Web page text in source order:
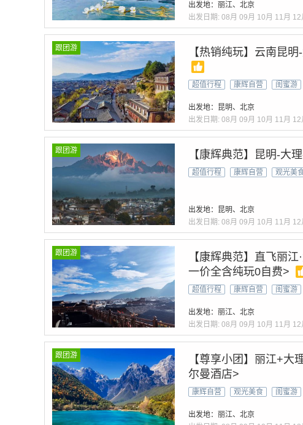
出发地：丽江、北京
出发日期: 08月 09月 10月 11月 12
跟团游 【热销纯玩】云南昆
超值行程 康辉自营 闺蜜游
出发地：昆明、北京
出发日期: 08月 09月 10月 11月 12
跟团游 【康辉典范】昆明-大
超值行程 康辉自营 观光美
出发地：昆明、北京
出发日期: 08月 09月 10月 11月 12
跟团游
【康辉典范】直飞丽
一价全含纯玩0自费>
超值行程 康辉自营 闺蜜游
出发地：丽江、北京
出发日期: 08月 09月 10月 11月 12
跟团游
【尊享小团】丽江+大
尔曼酒店>
康辉自营 观光美食 闺蜜游
出发地：丽江、北京